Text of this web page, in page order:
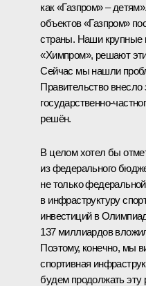
как «Газпром» –
объектов «Газпром»
страны. Наши крупные
«Химпром», решают
Сейчас мы нашли
Правительство внесло
государственно-
решён.
В целом хотел бы
из федерального
не только
в инфраструктуру
инвестиций в
137 миллиардов
Поэтому, конечно, мы
спортивная
будем продолжать эту